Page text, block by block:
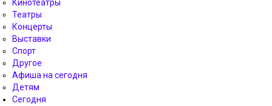
Кинотеатры
Театры
Концерты
Выставки
Спорт
Другое
Афиша на сегодня
Детям
Сегодня